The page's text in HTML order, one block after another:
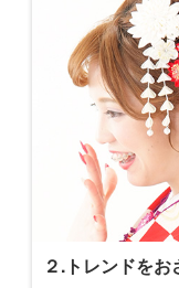
２.トレンドを